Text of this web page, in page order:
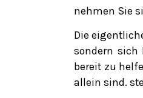
nehmen Sie
Die
sondern sich
bereit zu
allein sind.